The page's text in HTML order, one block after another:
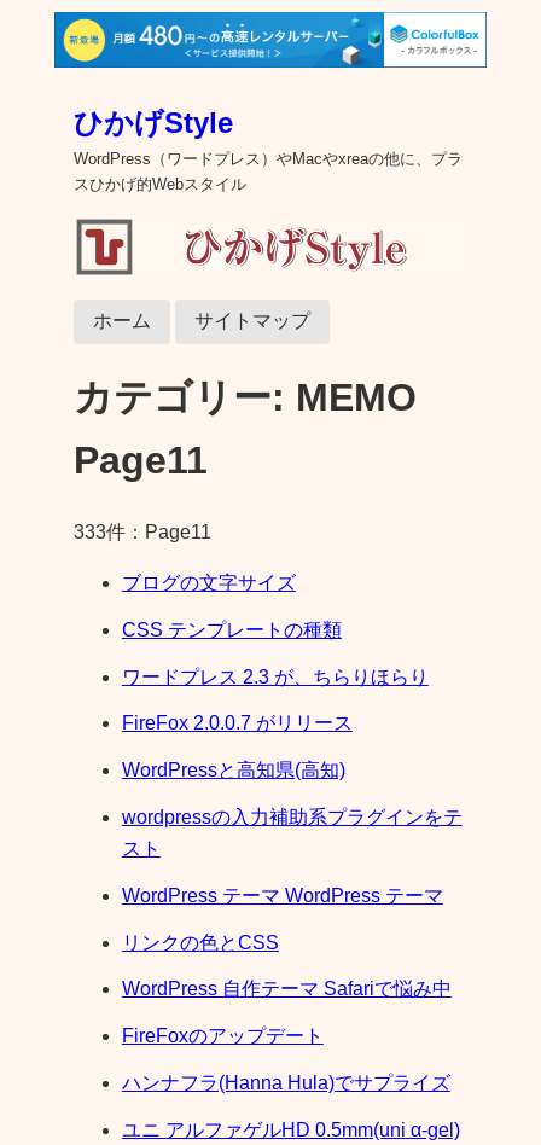
ひかげStyle
WordPress（ワードプレス）やMacやxreaの他に、プラ
スひかげ的Webスタイル
ホーム サイトマップ
カテゴリー: MEMO
Page11
333件：Page11
ブログの文字サイズ
CSS テンプレートの種類
ワードプレス 2.3 が、ちらりほらり
FireFox 2.0.0.7 がリリース
WordPressと高知県(高知)
wordpressの入力補助系プラグインをテ
スト
WordPress テーマ WordPress テーマ
リンクの色とCSS
WordPress 自作テーマ Safariで悩み中
FireFoxのアップデート
ハンナフラ(Hanna Hula)でサプライズ
ユニ アルファゲルHD 0.5mm(uni α-gel)